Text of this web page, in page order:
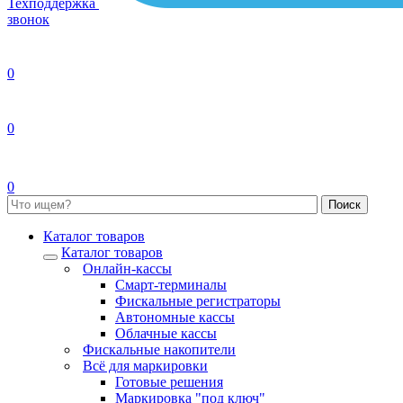
Техподдержка
звонок
0
0
0
Каталог товаров
Каталог товаров
Онлайн-кассы
Смарт-терминалы
Фискальные регистраторы
Автономные кассы
Облачные кассы
Фискальные накопители
Всё для маркировки
Готовые решения
Маркировка "под ключ"